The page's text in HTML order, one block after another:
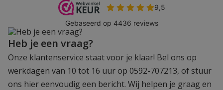
Heb je een vraag?
Onze klantenservice staat voor je klaar! Bel ons op
werkdagen van 10 tot 16 uur op 0592-707213, of stuur
ons hier eenvoudig een bericht. Wij helpen je graag en